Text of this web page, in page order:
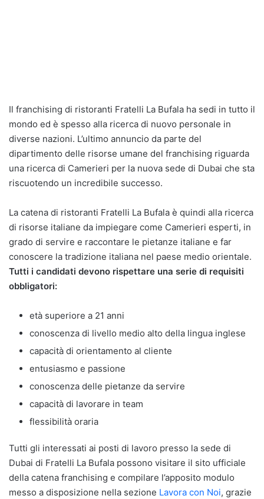
Il franchising di ristoranti Fratelli La Bufala ha sedi in tutto il
mondo ed è spesso alla ricerca di nuovo personale in
diverse nazioni. L’ultimo annuncio da parte del
dipartimento delle risorse umane del franchising riguarda
una ricerca di Camerieri per la nuova sede di Dubai che sta
riscuotendo un incredibile successo.
La catena di ristoranti Fratelli La Bufala è quindi alla ricerca
di risorse italiane da impiegare come Camerieri esperti, in
grado di servire e raccontare le pietanze italiane e far
conoscere la tradizione italiana nel paese medio orientale.
Tutti i candidati devono rispettare una serie di requisiti
obbligatori:
età superiore a 21 anni
conoscenza di livello medio alto della lingua inglese
capacità di orientamento al cliente
entusiasmo e passione
conoscenza delle pietanze da servire
capacità di lavorare in team
flessibilità oraria
Tutti gli interessati ai posti di lavoro presso la sede di
Dubai di Fratelli La Bufala possono visitare il sito ufficiale
della catena franchising e compilare l’apposito modulo
messo a disposizione nella sezione Lavora con Noi, grazie